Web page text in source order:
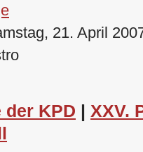
21. April
der KPD | XXV.